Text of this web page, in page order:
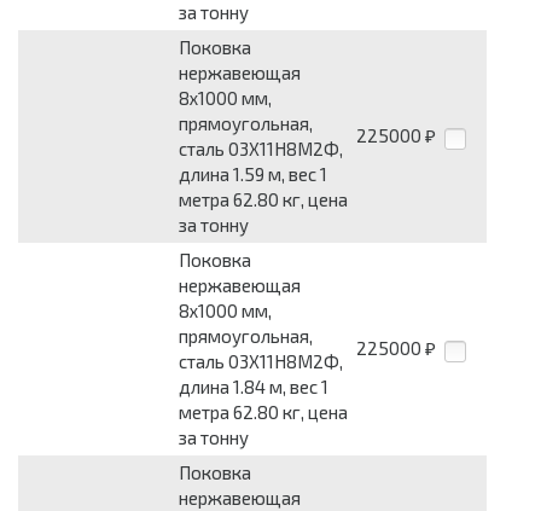
за тонну
Поковка
нержавеющая
8x1000 мм,
прямоугольная,
сталь 03Х11Н8М2Ф,
длина 1.59 м, вес 1
метра 62.80 кг, цена
за тонну
225000 ₽
Поковка
нержавеющая
8x1000 мм,
прямоугольная,
сталь 03Х11Н8М2Ф,
длина 1.84 м, вес 1
метра 62.80 кг, цена
за тонну
225000 ₽
Поковка
нержавеющая